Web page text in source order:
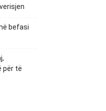
befasi
për të